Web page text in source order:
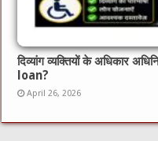
दिव्यांग व्यक्तियों के अधिकार
loan?
April 26, 2026